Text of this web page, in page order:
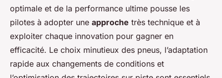
optimale et de la performance ultime pousse les
pilotes à adopter une approche très technique et à
exploiter chaque innovation pour gagner en
efficacité. Le choix minutieux des pneus, l’adaptation
rapide aux changements de conditions et